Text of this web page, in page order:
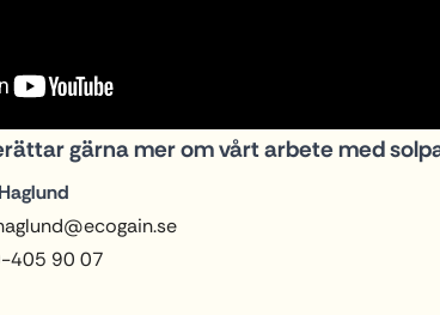
gärna mer om vårt arbete med
405 90 07